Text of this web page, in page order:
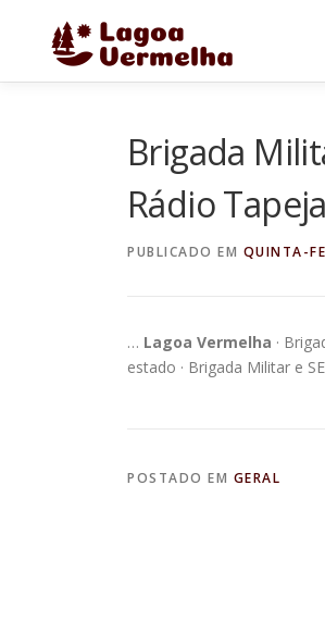
conteúdo
Brigada
Rádio
PUBLICADO EM QUINTA-
… Lagoa Vermelha ·
estado · Brigada Militar e
POSTADO EM GERAL